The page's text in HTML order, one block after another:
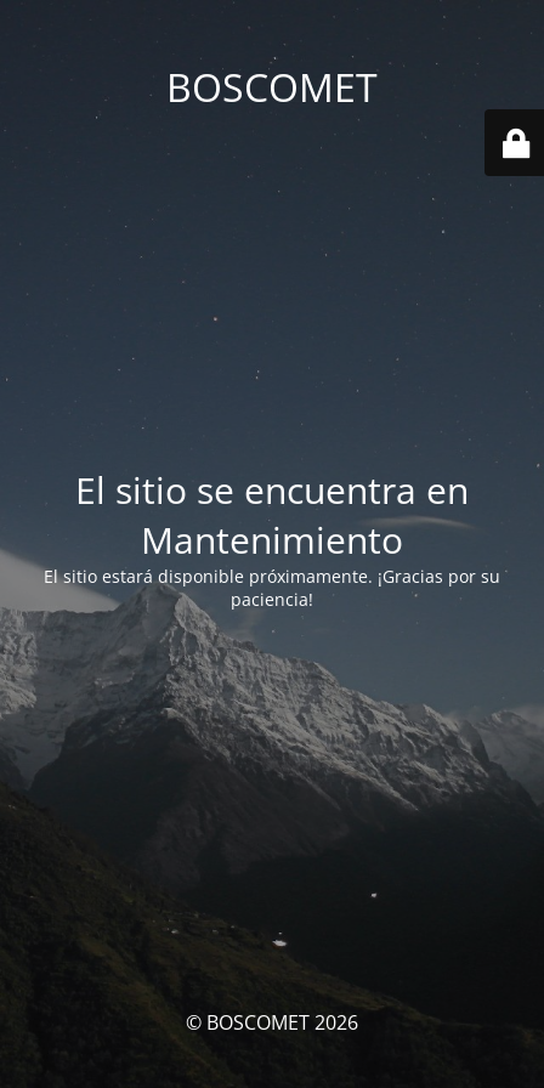
BOSCOMET
El sitio se encuentra en
Mantenimiento
El sitio estará disponible próximamente. ¡Gracias por su
paciencia!
© BOSCOMET 2026